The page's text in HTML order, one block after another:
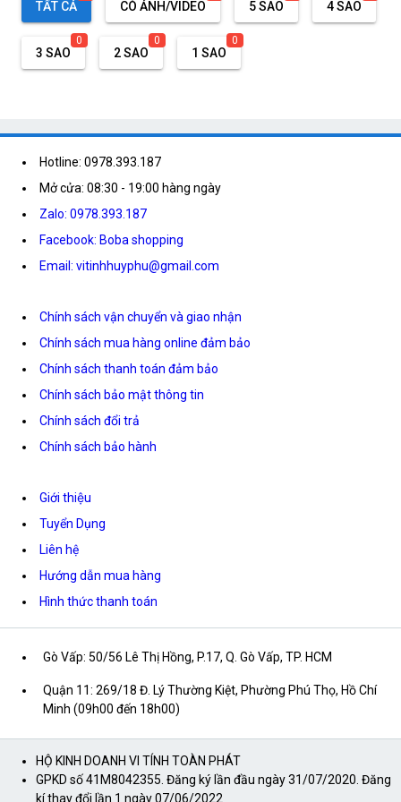
TẤT CẢ CÓ ẢNH/VIDEO 5 SAO 4 SAO
3 SAO
0
2 SAO
0
1 SAO
0
Hotline: 0978.393.187
Mở cửa: 08:30 - 19:00 hàng ngày
Zalo: 0978.393.187
Facebook: Boba shopping
Email: vitinhhuyphu@gmail.com
Chính sách vận chuyển và giao nhận
Chính sách mua hàng online đảm bảo
Chính sách thanh toán đảm bảo
Chính sách bảo mật thông tin
Chính sách đổi trả
Chính sách bảo hành
Giới thiệu
Tuyển Dụng
Liên hệ
Hướng dẫn mua hàng
Hình thức thanh toán
Gò Vấp: 50/56 Lê Thị Hồng, P.17, Q. Gò Vấp, TP. HCM
Quận 11: 269/18 Đ. Lý Thường Kiệt, Phường Phú Thọ, Hồ Chí
Minh (09h00 đến 18h00)
HỘ KINH DOANH VI TÍNH TOÀN PHÁT
GPKD số 41M8042355. Đăng ký lần đầu ngày 31/07/2020. Đăng
kí thay đổi lần 1 ngày 07/06/2022